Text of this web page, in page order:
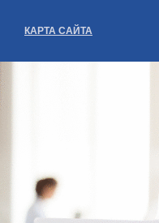
КАРТА САЙТА